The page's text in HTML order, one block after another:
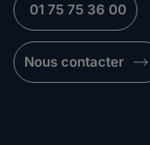
01 75 75 36 00
Nous contacter